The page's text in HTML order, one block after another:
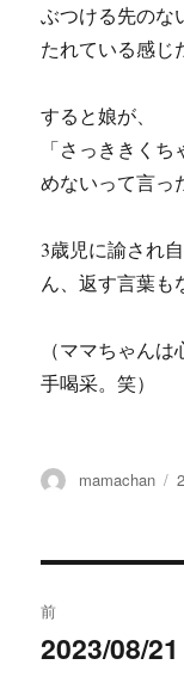
ぶつける先のな
たれている感じ
すると娘が、
「さっききく
めないって言っ
3歳児に諭され
ん、返す言葉も
（ママちゃん
手喝采。笑）
投
mamachan
稿
前
前
2023/08/21